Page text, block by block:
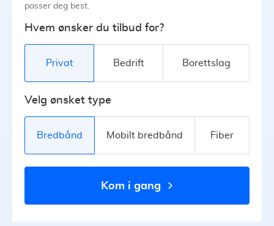
passer deg best.
Hvem ønsker du tilbud for?
Privat Bedrift Borettslag
Velg ønsket type
Bredbånd Mobilt bredbånd Fiber
kom i gang